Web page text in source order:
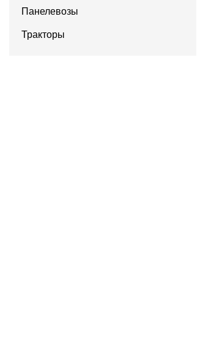
Панелевозы
Тракторы